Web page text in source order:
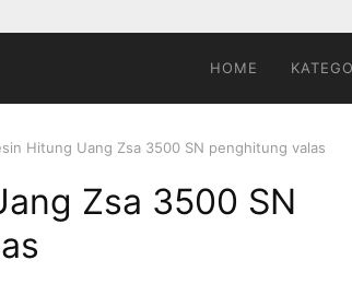
HOME
Hitung Uang Zsa 3500 SN penghitung valas
Zsa 3500 SN